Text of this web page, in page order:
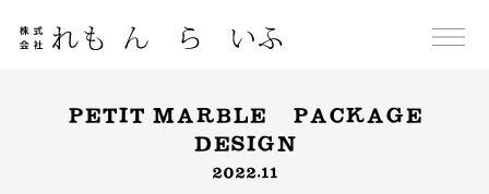
content
PETIT MARBLE PACKAGE
DESIGN
2022.11